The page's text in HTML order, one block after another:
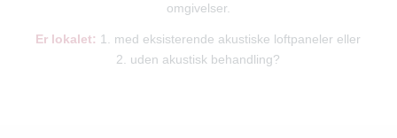
omgivelser.
Er lokalet: 1. med eksisterende akustiske loftpaneler eller
2. uden akustisk behandling?